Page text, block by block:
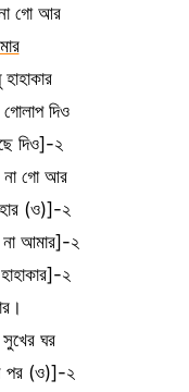
গো আর
দিও
দিও]-২
না গো আর
(ও)]-২
না আমার]-২
২
সুখের ঘর
পর (ও)]-২